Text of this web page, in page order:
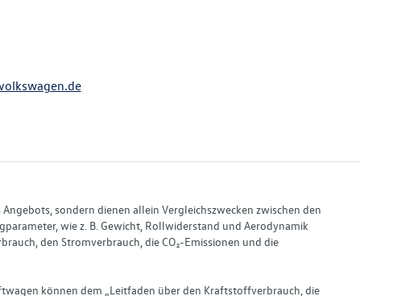
sondern dienen allein Vergleichszwecken zwischen den
wie z. B. Gewicht, Rollwiderstand und Aerodynamik
den Stromverbrauch, die CO₂-Emissionen und die
können dem „Leitfaden über den Kraftstoffverbrauch, die